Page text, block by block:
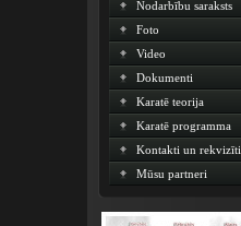
Nodarbību saraksts
Foto
Video
Dokumenti
Karatē teorija
Karatē programma
Kontakti un rekvizīti
Mūsu partneri